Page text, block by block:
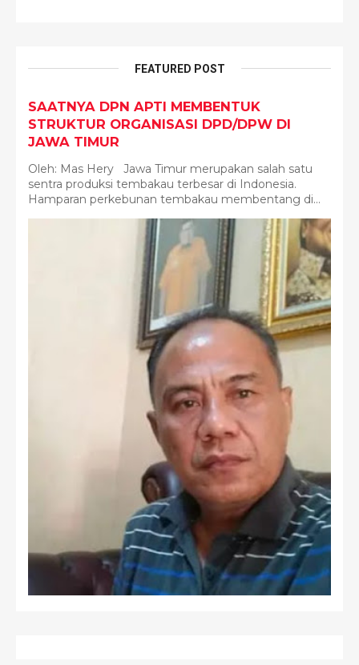
FEATURED POST
SAATNYA DPN APTI MEMBENTUK
STRUKTUR ORGANISASI DPD/DPW DI
JAWA TIMUR
Oleh: Mas Hery Jawa Timur merupakan salah satu
sentra produksi tembakau terbesar di Indonesia.
Hamparan perkebunan tembakau membentang di...